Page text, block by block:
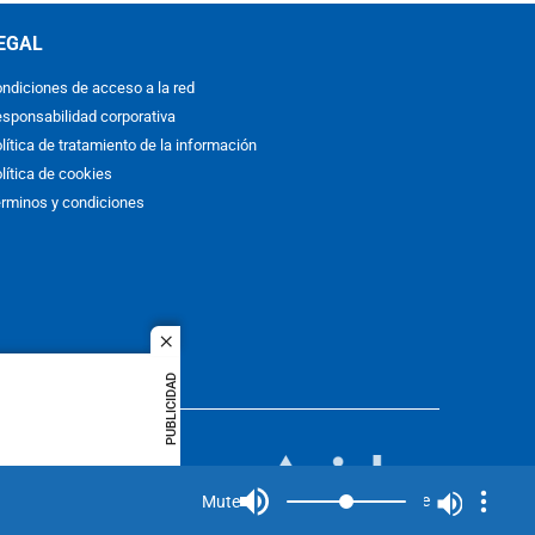
close
PUBLICIDAD
de acceso a la red
corporativa
de tratamiento de la información
de cookies
y condiciones
idioma
Mute Mute